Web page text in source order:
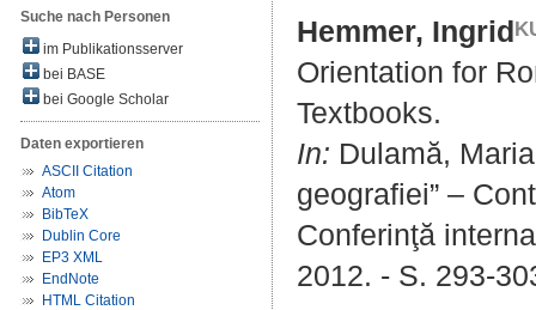
Suche nach Personen
im Publikationsserver
bei BASE
bei Google Scholar
Daten exportieren
ASCII Citation
Atom
BibTeX
Dublin Core
EP3 XML
EndNote
HTML Citation
Hemmer, Ingrid
Orientation for
Textbooks.
In: Dulamă,
geografiei” –
Conferinţă
2012. - S. 293-